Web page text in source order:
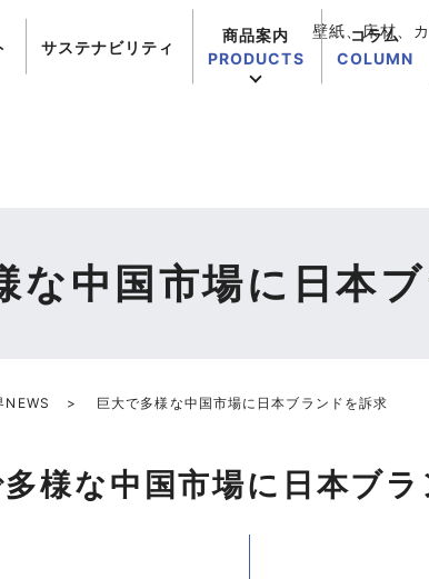
壁紙、床材、
サステナビリティ
商品案内
PRODUCTS
コラム
COLUMN
な中国市場に日本
NEWS 巨大で多様な中国市場に日本ブランドを訴求
様な中国市場に日本ブ